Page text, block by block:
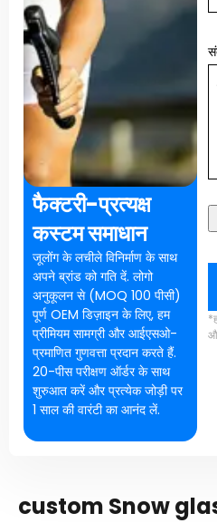
फैक्टरी-प्रत्यक्ष
कस्टम समाधान
जूलोंग के लचीले विनिर्माण के साथ
अपने ब्रांड को गति दें. लोगो
अनुकूलन से (MOQ 100 पीसी)
पूर्ण OEM डिज़ाइन के लिए, हम
प्रीमियम सामग्री और आईएसओ-
प्रमाणित गुणवत्ता प्रदान करते हैं.
20-पीस परीक्षण ऑर्डर के साथ
शुरुआत करें और प्रत्येक जोड़ी पर
1 साल की वारंटी का आनंद लें.
custom Snow